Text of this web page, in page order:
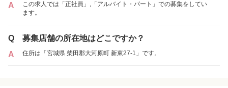
1件の店舗
A
この求人では「正社員」,「アルバイト・パート」での募集をしてい
ます。
Q
募集店舗の所在地はどこですか？
A
住所は「宮城県 柴田郡大河原町 新東27-1」です。